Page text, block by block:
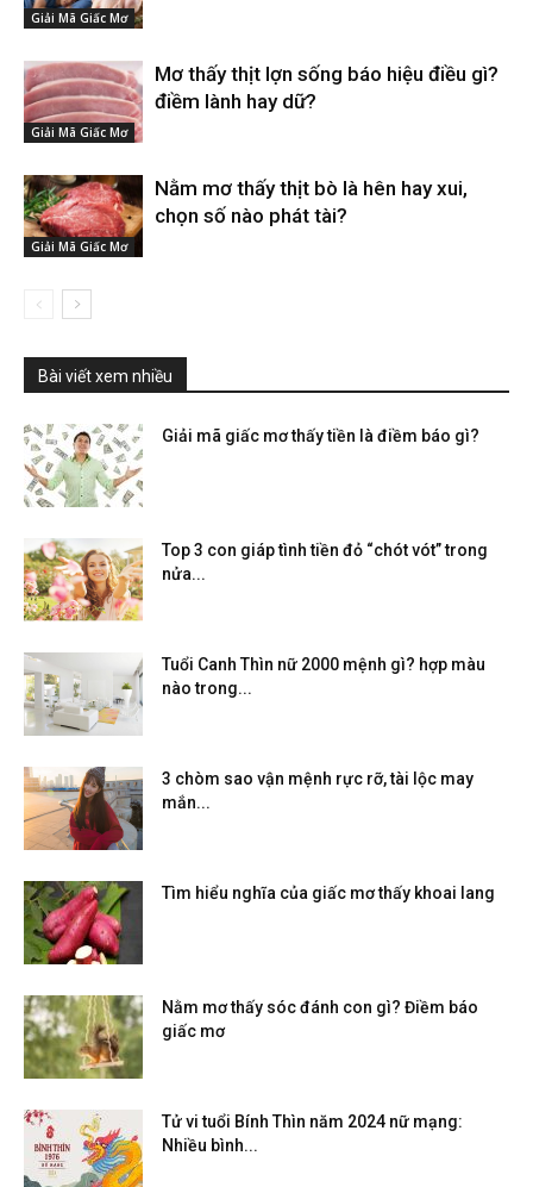
Giải Mã Giấc Mơ
Giải Mã Giấc Mơ
Mơ thấy thịt lợn sống báo hiệu điều gì?
điềm lành hay dữ?
Giải Mã Giấc Mơ
Nằm mơ thấy thịt bò là hên hay xui,
chọn số nào phát tài?
Bài viết xem nhiều
Giải mã giấc mơ thấy tiền là điềm báo gì?
Top 3 con giáp tình tiền đỏ “chót vót” trong
nửa...
Tuổi Canh Thìn nữ 2000 mệnh gì? hợp màu
nào trong...
3 chòm sao vận mệnh rực rỡ, tài lộc may
mắn...
Tìm hiểu nghĩa của giấc mơ thấy khoai lang
Nằm mơ thấy sóc đánh con gì? Điềm báo
giấc mơ
Tử vi tuổi Bính Thìn năm 2024 nữ mạng:
Nhiều bình...